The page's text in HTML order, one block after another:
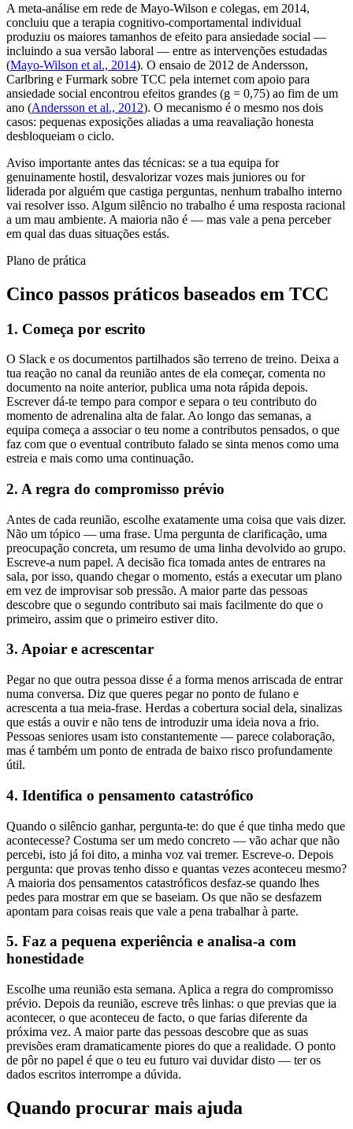
A meta-análise em rede de Mayo-Wilson e colegas, em 2014,
concluiu que a terapia cognitivo-comportamental individual
produziu os maiores tamanhos de efeito para ansiedade social —
incluindo a sua versão laboral — entre as intervenções estudadas
(Mayo-Wilson et al., 2014). O ensaio de 2012 de Andersson,
Carlbring e Furmark sobre TCC pela internet com apoio para
ansiedade social encontrou efeitos grandes (g = 0,75) ao fim de um
ano (Andersson et al., 2012). O mecanismo é o mesmo nos dois
casos: pequenas exposições aliadas a uma reavaliação honesta
desbloqueiam o ciclo.
Aviso importante antes das técnicas: se a tua equipa for
genuinamente hostil, desvalorizar vozes mais juniores ou for
liderada por alguém que castiga perguntas, nenhum trabalho interno
vai resolver isso. Algum silêncio no trabalho é uma resposta racional
a um mau ambiente. A maioria não é — mas vale a pena perceber
em qual das duas situações estás.
Plano de prática
Cinco passos práticos baseados em TCC
1. Começa por escrito
O Slack e os documentos partilhados são terreno de treino. Deixa a
tua reação no canal da reunião antes de ela começar, comenta no
documento na noite anterior, publica uma nota rápida depois.
Escrever dá-te tempo para compor e separa o teu contributo do
momento de adrenalina alta de falar. Ao longo das semanas, a
equipa começa a associar o teu nome a contributos pensados, o que
faz com que o eventual contributo falado se sinta menos como uma
estreia e mais como uma continuação.
2. A regra do compromisso prévio
Antes de cada reunião, escolhe exatamente uma coisa que vais dizer.
Não um tópico — uma frase. Uma pergunta de clarificação, uma
preocupação concreta, um resumo de uma linha devolvido ao grupo.
Escreve-a num papel. A decisão fica tomada antes de entrares na
sala, por isso, quando chegar o momento, estás a executar um plano
em vez de improvisar sob pressão. A maior parte das pessoas
descobre que o segundo contributo sai mais facilmente do que o
primeiro, assim que o primeiro estiver dito.
3. Apoiar e acrescentar
Pegar no que outra pessoa disse é a forma menos arriscada de entrar
numa conversa. Diz que queres pegar no ponto de fulano e
acrescenta a tua meia-frase. Herdas a cobertura social dela, sinalizas
que estás a ouvir e não tens de introduzir uma ideia nova a frio.
Pessoas seniores usam isto constantemente — parece colaboração,
mas é também um ponto de entrada de baixo risco profundamente
útil.
4. Identifica o pensamento catastrófico
Quando o silêncio ganhar, pergunta-te: do que é que tinha medo que
acontecesse? Costuma ser um medo concreto — vão achar que não
percebi, isto já foi dito, a minha voz vai tremer. Escreve-o. Depois
pergunta: que provas tenho disso e quantas vezes aconteceu mesmo?
A maioria dos pensamentos catastróficos desfaz-se quando lhes
pedes para mostrar em que se baseiam. Os que não se desfazem
apontam para coisas reais que vale a pena trabalhar à parte.
5. Faz a pequena experiência e analisa-a com
honestidade
Escolhe uma reunião esta semana. Aplica a regra do compromisso
prévio. Depois da reunião, escreve três linhas: o que previas que ia
acontecer, o que aconteceu de facto, o que farias diferente da
próxima vez. A maior parte das pessoas descobre que as suas
previsões eram dramaticamente piores do que a realidade. O ponto
de pôr no papel é que o teu eu futuro vai duvidar disto — ter os
dados escritos interrompe a dúvida.
Quando procurar mais ajuda